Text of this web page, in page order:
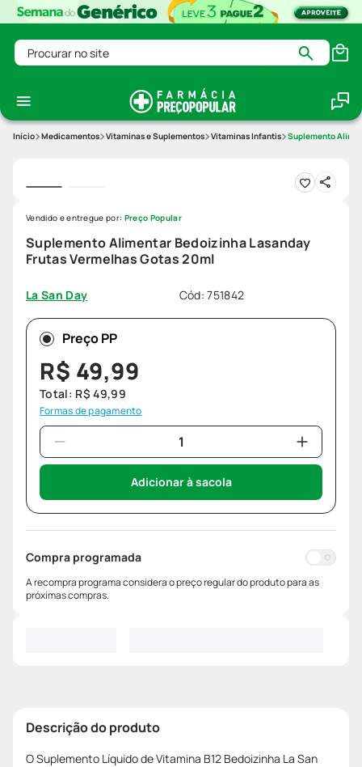
Procurar no site
Medicamentos Vitaminas e Suplementos Vitaminas Infantis Suplemento
Suplemento Alimentar Bedoizinha Lasanday
Frutas Vermelhas Gotas 20ml
La San Day Cód:751842
Vendido e entregue por: Preço Popular
Preço PP
R$ 49,99
Total: R$ 49,99
Formas de pagamento
Adicionar à sacola
Compra programada
A recompra programa considera o preço regular do produto para as
próximas compras.
Descrição do produto
O Suplemento Líquido de Vitamina B12 Bedoizinha La San